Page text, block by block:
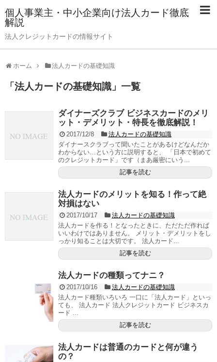
個人事業主・中小企業向け法人カード徹底
解説
法人クレジットカードの情報サイト
ホーム 法人カードの基礎知識
「 法人カードの基礎知識 」 一覧
ダイナーズクラブ ビジネスカードのメリ
ット・デメリット・特長を徹底解説！
2017/12/8
法人カードの基礎知識
ダイナースクラブって聞いたことがあるけどなんだか
わからない…という方に説明すると、 「日本で初めて
のクレジットカード」です（まあ厳密にいう...
記事を読む
法人カードのメリットを知る！作って絶
対損はない
2017/10/17
法人カードの基礎知識
法人カードを作る！となったときに、ただただ作れば
いいわけではありません。 メリット・デメリットをし
っかり知ることは大切です。 法人カード...
記事を読む
法人カードの種類ってナニ？
2017/10/16
法人カードの基礎知識
法人カード種類いろいろ 一口に「法人カード」といっ
ても、 法人カード 法人クレジットカード ビジネスカ
ード ...
記事を読む
法人カードは普通のカードと何が違う
の？